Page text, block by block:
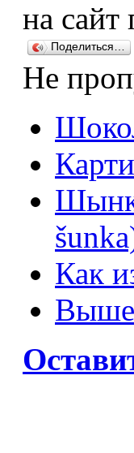
на
Поделиться…
Не
Как
Выше